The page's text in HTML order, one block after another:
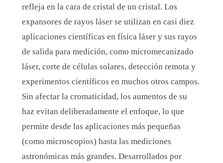
refleja en la cara de cristal de un cristal. Los
expansores de rayos láser se utilizan en casi diez
aplicaciones científicas en física láser y sus rayos
de salida para medición, como micromecanizado
láser, corte de células solares, detección remota y
experimentos científicos en muchos otros campos.
Sin afectar la cromaticidad, los aumentos de su
haz evitan deliberadamente el enfoque, lo que
permite desde las aplicaciones más pequeñas
(como microscopios) hasta las mediciones
astronómicas más grandes. Desarrollados por